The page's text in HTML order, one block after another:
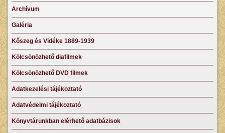
Archívum
Galéria
Kőszeg és Vidéke 1889-1939
Kölcsönözhető diafilmek
Kölcsönözhető DVD filmek
Adatkezelési tájékoztató
Adatvédelmi tájékoztató
Könyvtárunkban elérhető adatbázisok